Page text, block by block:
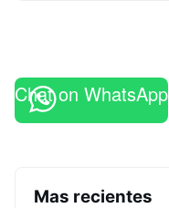
Chat on WhatsApp
Mas recientes